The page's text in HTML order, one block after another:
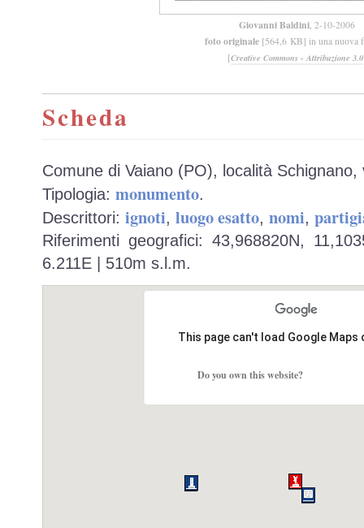
Giovanni Baldini, 2-10-2006
foto originale [564,6 KB] in una nuova
[Creative Commons - Attribuzione 3.0
Scheda
Comune di Vaiano (PO), località Schignano,
Tipologia: monumento.
Descrittori: ignoti, luogo esatto, nomi,
Riferimenti geografici: 43,968820N,
6.211E | 510m s.l.m.
This page can't load Google
Do you own this website?